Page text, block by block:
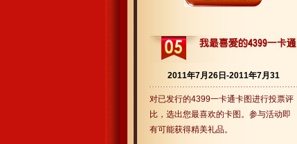
2011年7月26日-2011年7月31
对已发行的4399一卡通卡图进行投票评
比，选出您最喜欢的卡图。参与活动即
有可能获得精美礼品。